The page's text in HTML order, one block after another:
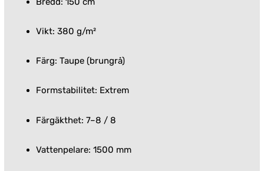
Vikt: 380 g/m²
Färg: Taupe (brungrå)
Formstabilitet: Extrem
Färgäkthet: 7–8 / 8
Vattenpelare: 1500 mm